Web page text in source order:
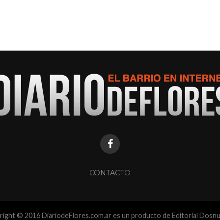
CONTACTO
© 2016 DiariodeFlores.com.ar es un producto de Editorial